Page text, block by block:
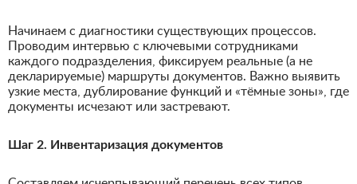
Начинаем с диагностики существующих процессов.
Проводим интервью с ключевыми сотрудниками
каждого подразделения, фиксируем реальные (а не
декларируемые) маршруты документов. Важно выявить
узкие места, дублирование функций и «тёмные зоны», где
документы исчезают или застревают.
Шаг 2. Инвентаризация документов